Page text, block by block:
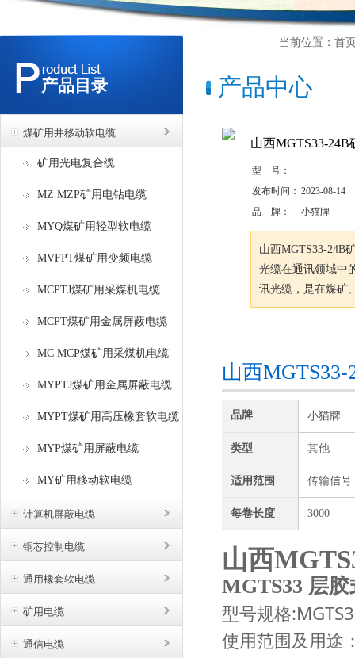
产品目录
煤矿用井移动软电缆
矿用光电复合缆
MZ MZP矿用电钻电缆
MYQ煤矿用轻型软电缆
MVFPT煤矿用变频电缆
MCPTJ煤矿用采煤机电缆
MCPT煤矿用金属屏蔽电缆
MC MCP煤矿用采煤机电缆
MYPTJ煤矿用金属屏蔽电缆
MYPT煤矿用高压橡套软电缆
MYP煤矿用屏蔽电缆
MY矿用移动软电缆
计算机屏蔽电缆
铜芯控制电缆
通用橡套软电缆
矿用电缆
通信电缆
当前位置：首
产品中心
山西MGTS33-
型 号：
发布时间： 2023-08-14
品 牌：
小猫牌
山西MGTS33-24B
光缆在通讯领域中
讯光缆，是在煤矿
山西
品牌 小猫牌
类型 其他
适用范围 传输信号
每卷长度 3000
山西
MGTS33 层
型号规格
使用范围及用途